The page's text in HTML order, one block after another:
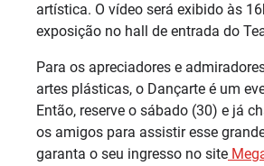
artística. O vídeo será exibido às
exposição no hall de entrada do
Para os apreciadores e
artes plásticas, o Dançarte é um
Então, reserve o sábado (30) e já
os amigos para assistir esse
garanta o seu ingresso no site